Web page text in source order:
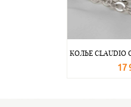
КОЛЬЕ CLAUDIO
17